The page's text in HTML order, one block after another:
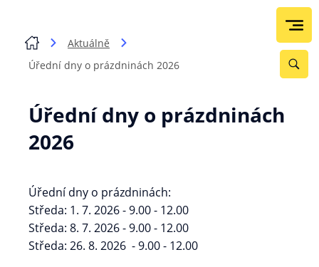
Aktuálně
Úřední dny o prázdninách 2026
Úřední dny o prázdninách
2026
Úřední dny o prázdninách:
Středa: 1. 7. 2026 - 9.00 - 12.00
Středa: 8. 7. 2026 - 9.00 - 12.00
Středa: 26. 8. 2026 - 9.00 - 12.00